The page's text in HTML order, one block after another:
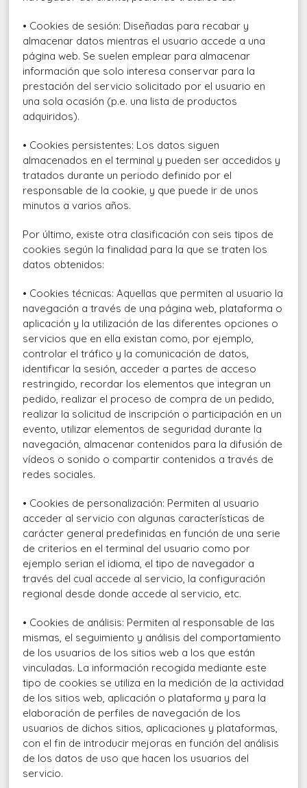
• Cookies de sesión: Diseñadas para recabar y
almacenar datos mientras el usuario accede a una
página web. Se suelen emplear para almacenar
información que solo interesa conservar para la
prestación del servicio solicitado por el usuario en
una sola ocasión (p.e. una lista de productos
adquiridos).
• Cookies persistentes: Los datos siguen
almacenados en el terminal y pueden ser accedidos y
tratados durante un periodo definido por el
responsable de la cookie, y que puede ir de unos
minutos a varios años.
Por último, existe otra clasificación con seis tipos de
cookies según la finalidad para la que se traten los
datos obtenidos:
• Cookies técnicas: Aquellas que permiten al usuario la
navegación a través de una página web, plataforma o
aplicación y la utilización de las diferentes opciones o
servicios que en ella existan como, por ejemplo,
controlar el tráfico y la comunicación de datos,
identificar la sesión, acceder a partes de acceso
restringido, recordar los elementos que integran un
pedido, realizar el proceso de compra de un pedido,
realizar la solicitud de inscripción o participación en un
evento, utilizar elementos de seguridad durante la
navegación, almacenar contenidos para la difusión de
vídeos o sonido o compartir contenidos a través de
redes sociales.
• Cookies de personalización: Permiten al usuario
acceder al servicio con algunas características de
carácter general predefinidas en función de una serie
de criterios en el terminal del usuario como por
ejemplo serian el idioma, el tipo de navegador a
través del cual accede al servicio, la configuración
regional desde donde accede al servicio, etc.
• Cookies de análisis: Permiten al responsable de las
mismas, el seguimiento y análisis del comportamiento
de los usuarios de los sitios web a los que están
vinculadas. La información recogida mediante este
tipo de cookies se utiliza en la medición de la actividad
de los sitios web, aplicación o plataforma y para la
elaboración de perfiles de navegación de los
usuarios de dichos sitios, aplicaciones y plataformas,
con el fin de introducir mejoras en función del análisis
de los datos de uso que hacen los usuarios del
servicio.